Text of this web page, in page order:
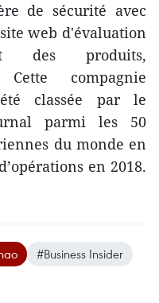
de sécurité avec
web d'évaluation
produits,
Cette compagnie
classée par le
parmi les 50
du monde en
en 2018.
#Business Insider